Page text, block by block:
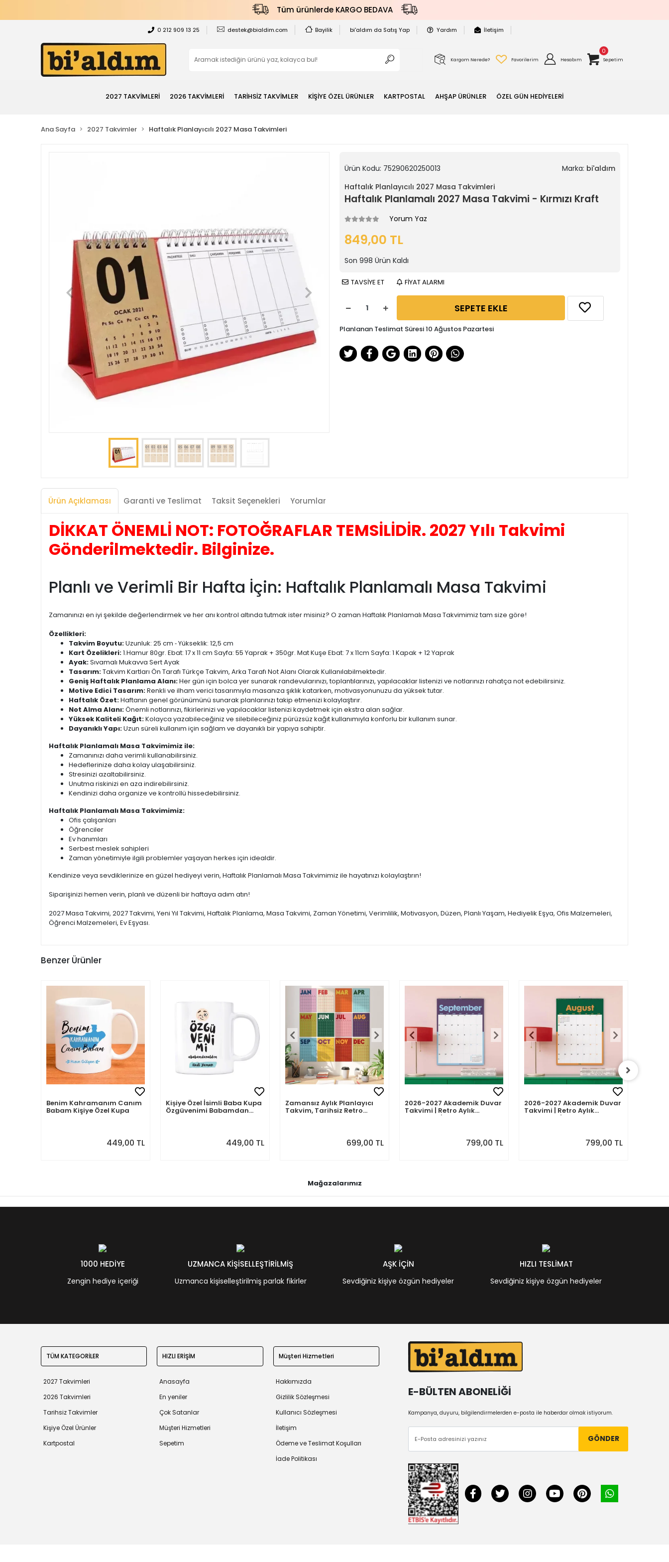
Tüm ürünlerde KARGO BEDAVA
0 212 909 13 25 destek@bialdim.com Bayilik bi'aldım da Satış Yap Yardım İletişim
Kargom Nerede? Favorilerim Hesabım
0
Sepetim
2027 TAKVİMLERİ 2026 TAKVİMLERİ TARİHSİZ TAKVİMLER KİŞİYE ÖZEL ÜRÜNLER KARTPOSTAL AHŞAP ÜRÜNLER ÖZEL GÜN HEDİYELERİ
Ana Sayfa 2027 Takvimler Haftalık Planlayıcılı 2027 Masa Takvimleri
Ürün Kodu: 75290620250013 Marka: bi'aldım
Haftalık Planlayıcılı 2027 Masa Takvimleri
Haftalık Planlamalı 2027 Masa Takvimi - Kırmızı Kraft
Yorum Yaz
849,00 TL
Son 998 Ürün Kaldı
TAVSİYE ET FİYAT ALARMI
SEPETE EKLE
Planlanan Teslimat Süresi 10 Ağustos Pazartesi
Ürün Açıklaması Garanti ve Teslimat Taksit Seçenekleri Yorumlar
DİKKAT ÖNEMLİ NOT: FOTOĞRAFLAR TEMSİLİDİR. 2027 Yılı Takvimi
Gönderilmektedir. Bilginize.
Planlı ve Verimli Bir Hafta İçin: Haftalık Planlamalı Masa Takvimi
Zamanınızı en iyi şekilde değerlendirmek ve her anı kontrol altında tutmak ister misiniz? O zaman Haftalık Planlamalı Masa Takvimimiz tam size göre!
Özellikleri:
Takvim Boyutu:Uzunluk: 25 cm ‐ Yükseklik: 12,5 cm
Kart Özelikleri:1.Hamur 80gr. Ebat: 17 x 11 cm Sayfa: 55 Yaprak + 350gr. Mat Kuşe Ebat: 7 x 11cm Sayfa: 1 Kapak + 12 Yaprak
Ayak:Sıvamalı Mukavva Sert Ayak
Tasarım:Takvim Kartları Ön Tarafı Türkçe Takvim, Arka Tarafı Not Alanı Olarak Kullanılabilmektedir.
Geniş Haftalık Planlama Alanı:Her gün için bolca yer sunarak randevularınızı, toplantılarınızı, yapılacaklar listenizi ve notlarınızı rahatça not edebilirsiniz.
Motive Edici Tasarım:Renkli ve ilham verici tasarımıyla masanıza şıklık katarken, motivasyonunuzu da yüksek tutar.
Haftalık Özet:Haftanın genel görünümünü sunarak planlarınızı takip etmenizi kolaylaştırır.
Not Alma Alanı:Önemli notlarınızı, fikirlerinizi ve yapılacaklar listenizi kaydetmek için ekstra alan sağlar.
Yüksek Kaliteli Kağıt:Kolayca yazabileceğiniz ve silebileceğiniz pürüzsüz kağıt kullanımıyla konforlu bir kullanım sunar.
Dayanıklı Yapı:Uzun süreli kullanım için sağlam ve dayanıklı bir yapıya sahiptir.
Haftalık Planlamalı Masa Takvimimiz ile:
Zamanınızı daha verimli kullanabilirsiniz.
Hedeflerinize daha kolay ulaşabilirsiniz.
Stresinizi azaltabilirsiniz.
Unutma riskinizi en aza indirebilirsiniz.
Kendinizi daha organize ve kontrollü hissedebilirsiniz.
Haftalık Planlamalı Masa Takvimimiz:
Ofis çalışanları
Öğrenciler
Ev hanımları
Serbest meslek sahipleri
Zaman yönetimiyle ilgili problemler yaşayan herkes için idealdir.
Kendinize veya sevdiklerinize en güzel hediyeyi verin, Haftalık Planlamalı Masa Takvimimiz ile hayatınızı kolaylaştırın!
Siparişinizi hemen verin, planlı ve düzenli bir haftaya adım atın!
2027 Masa Takvimi, 2027 Takvimi, Yeni Yıl Takvimi, Haftalık Planlama, Masa Takvimi, Zaman Yönetimi, Verimlilik, Motivasyon, Düzen, Planlı Yaşam, Hediyelik Eşya, Ofis Malzemeleri,
Öğrenci Malzemeleri, Ev Eşyası.
Benzer Ürünler
Benim Kahramanım Canım
Babam Kişiye Özel Kupa
449,00 TL
Kişiye Özel İsimli Baba Kupa
Özgüvenimi Babamdan
449,00 TL
Zamansız Aylık Planlayıcı
Takvim, Tarihsiz Retro
699,00 TL
2026-2027 Akademik Duvar
Takvimi | Retro Aylık
Planlayıcı | Eylül 2026 -
799,00 TL
2026-2027 Akademik Duvar
Takvimi | Retro Aylık
Planlayıcı | Ağustos 2026 -
799,00 TL
Mağazalarımız
1000 HEDİYE
Zengin hediye içeriği
UZMANCA KİŞİSELLEŞTİRİLMİŞ
Uzmanca kişiselleştirilmiş parlak fikirler
AŞK İÇİN
Sevdiğiniz kişiye özgün hediyeler
HIZLI TESLİMAT
Sevdiğiniz kişiye özgün hediyeler
TÜM KATEGORİLER
2027 Takvimleri
2026 Takvimleri
Tarihsiz Takvimler
Kişiye Özel Ürünler
Kartpostal
HIZLI ERİŞİM
Anasayfa
En yeniler
Çok Satanlar
Müşteri Hizmetleri
Sepetim
Müşteri Hizmetleri
Hakkımızda
Gizlilik Sözleşmesi
Kullanıcı Sözleşmesi
İletişim
Ödeme ve Teslimat Koşulları
İade Politikası
E-BÜLTEN ABONELİĞİ
Kampanya, duyuru, bilgilendirmelerden e-posta ile haberdar olmak istiyorum.
GÖNDER